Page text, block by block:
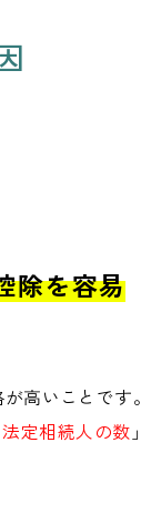
除を容易
高いことです。
定相続人の数 」